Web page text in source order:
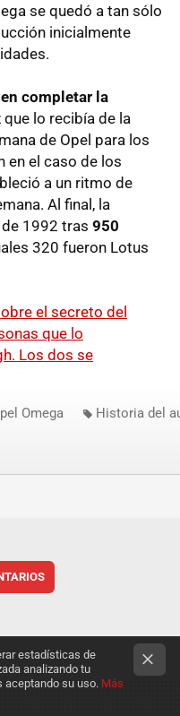
se quedó a tan sólo
inicialmente
completar la
que lo recibía de la
de Opel para los
en el caso de los
a un ritmo de
Al final, la
1992 tras 950
320 fueron Lotus
el secreto del
que lo
Los dos se
Omega Historia del
estadísticas de
analizando tu
aceptando su uso. Más